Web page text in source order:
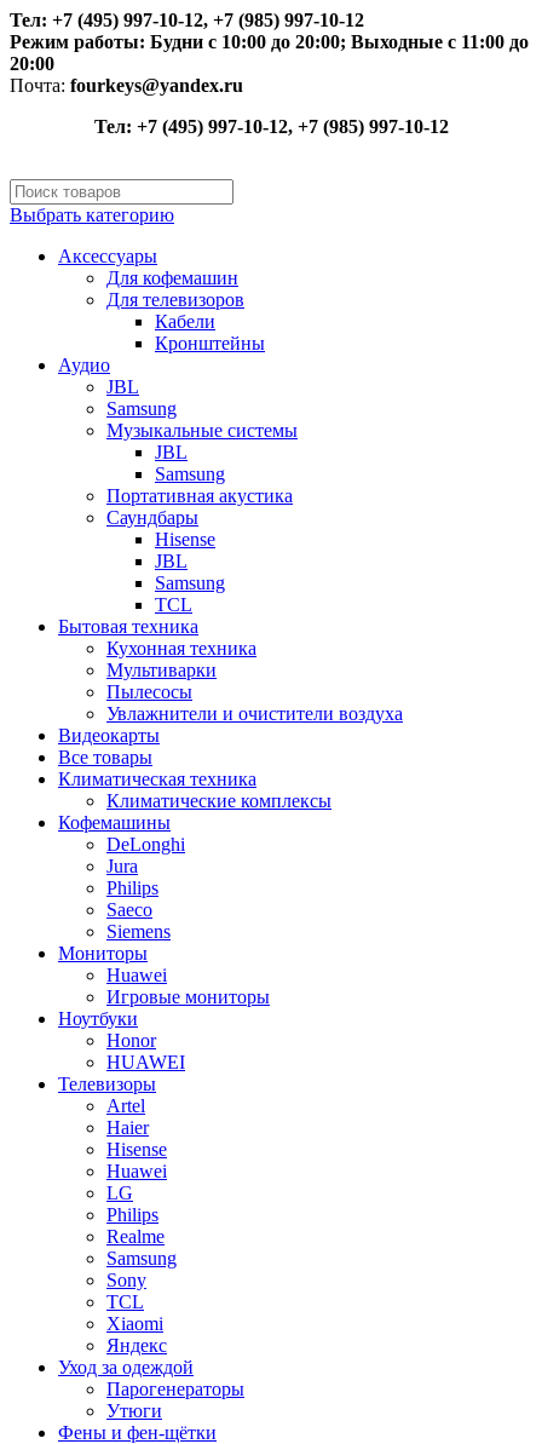
Тел: +7 (495) 997-10-12, +7 (985) 997-10-12
Режим работы: Будни с 10:00 до 20:00; Выходные с 11:00 до
20:00
Почта: fourkeys@yandex.ru
Тел: +7 (495) 997-10-12, +7 (985) 997-10-12
Выбрать категорию
Аксессуары
Для кофемашин
Для телевизоров
Кабели
Кронштейны
Аудио
JBL
Samsung
Музыкальные системы
JBL
Samsung
Портативная акустика
Саундбары
Hisense
JBL
Samsung
TCL
Бытовая техника
Кухонная техника
Мультиварки
Пылесосы
Увлажнители и очистители воздуха
Видеокарты
Все товары
Климатическая техника
Климатические комплексы
Кофемашины
DeLonghi
Jura
Philips
Saeco
Siemens
Мониторы
Huawei
Игровые мониторы
Ноутбуки
Honor
HUAWEI
Телевизоры
Artel
Haier
Hisense
Huawei
LG
Philips
Realme
Samsung
Sony
TCL
Xiaomi
Яндекс
Уход за одеждой
Парогенераторы
Утюги
Фены и фен-щётки